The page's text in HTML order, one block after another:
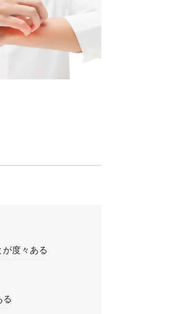
度々ある
る